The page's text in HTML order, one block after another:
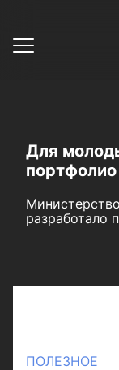
Для
портфолио
разработало
ПОЛЕЗНОЕ